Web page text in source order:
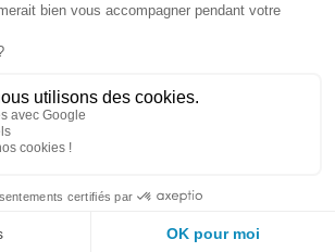
générales de ventes
Plateforme de signalement